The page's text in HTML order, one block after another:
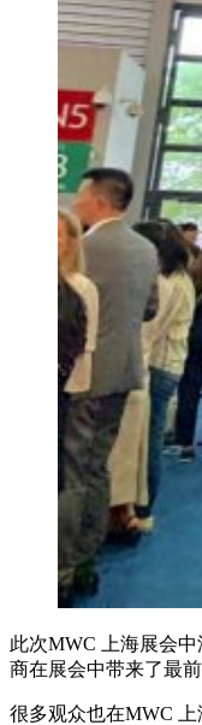
此次MWC 上海展会
商在展会中带来了最
很多观众也在MWC